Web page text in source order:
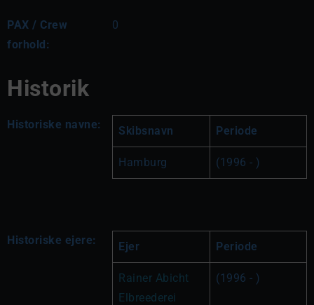
PAX / Crew
forhold:
0
Historik
Historiske navne: Skibsnavn Periode
Hamburg (1996 - )
Historiske ejere: Ejer Periode
Rainer Abicht
Elbreederei
(1996 - )